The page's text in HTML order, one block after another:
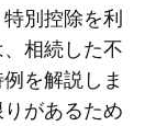
別控除を利
相続した不
を解説しま
があるため